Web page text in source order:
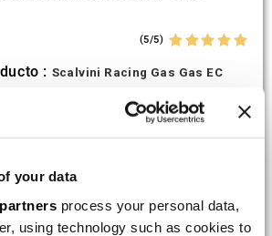
your data
process your personal data,
using technology such as cookies to
(5/5)
: Scalvini Racing Gas Gas EC
(4/5)